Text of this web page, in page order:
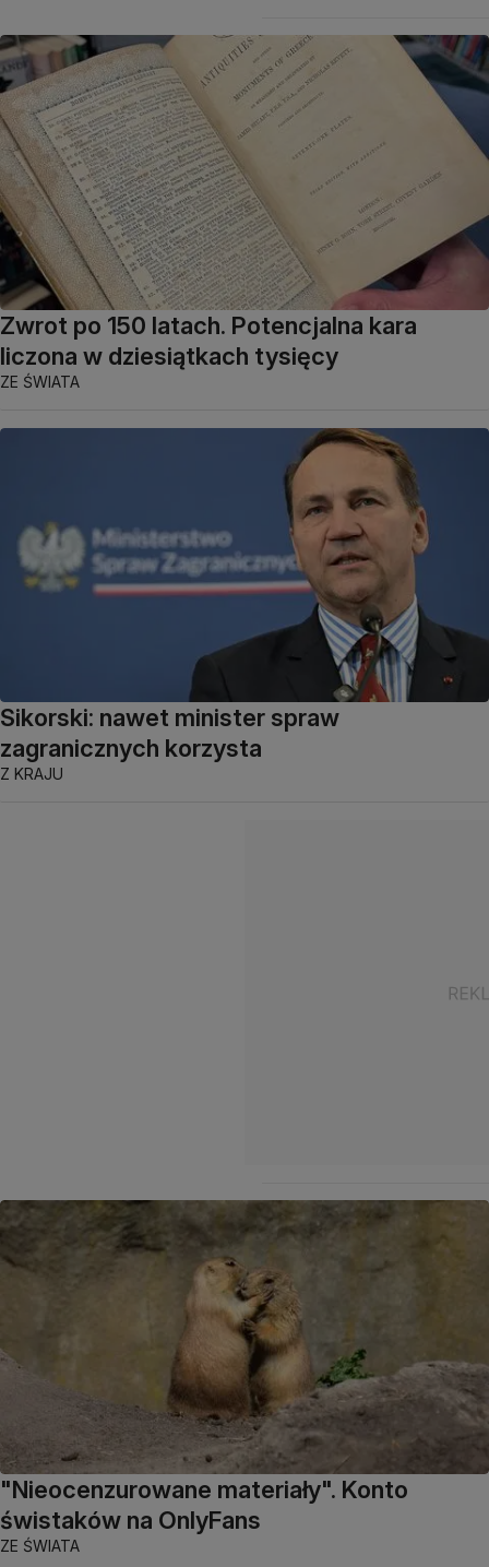
Zwrot po 150 latach. Potencjalna kara
liczona w dziesiątkach tysięcy
ZE ŚWIATA
Sikorski: nawet minister spraw
zagranicznych korzysta
Z KRAJU
"Nieocenzurowane materiały". Konto
świstaków na OnlyFans
ZE ŚWIATA